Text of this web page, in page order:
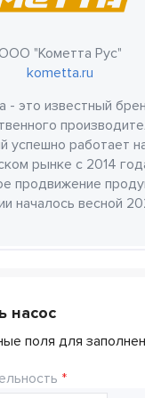
"Кометта Рус"
kometta.ru
- это известный
успешно работает
рынке с 2014
продвижение
началось весной
насос
поля для